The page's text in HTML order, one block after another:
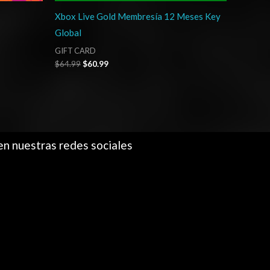
Xbox Live Gold Membresía 12 Meses Key
Global
GIFT CARD
$64.99$60.99
nuestras redes sociales